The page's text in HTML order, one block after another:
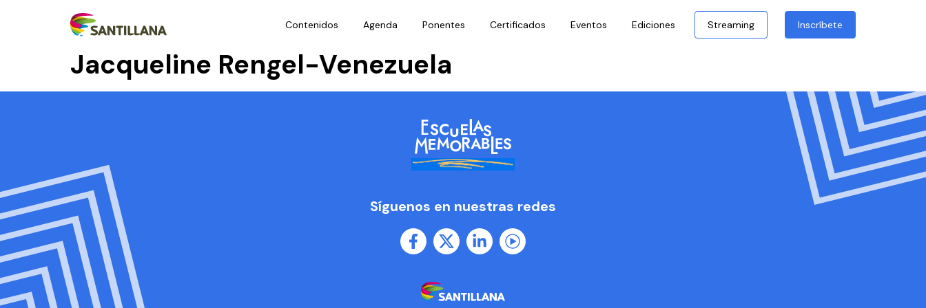
Contenidos Agenda Ponentes Certificados Eventos Ediciones Streaming Inscríbete
Jacqueline Rengel-Venezuela
Síguenos en nuestras redes